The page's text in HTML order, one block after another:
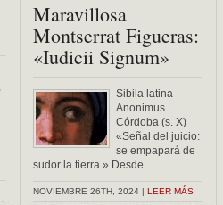
Maravillosa
Montserrat Figueras:
«Iudicii Signum»
Sibila latina
Anonimus
Córdoba (s. X)
«Señal del juicio:
se empapará de
sudor la tierra.» Desde...
NOVIEMBRE 26TH, 2024 | LEER MÁS